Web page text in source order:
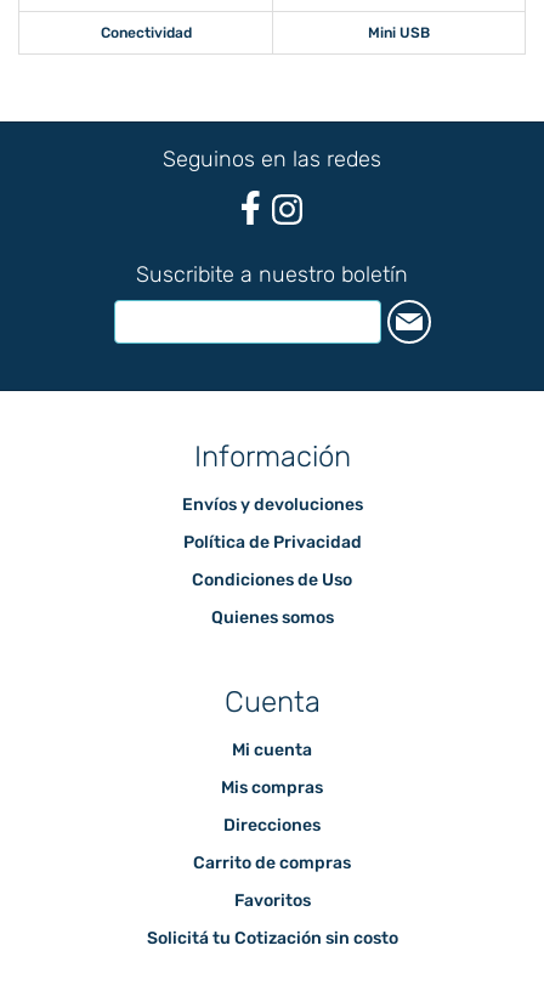
Conectividad Mini USB
Seguinos en las redes
Suscribite a nuestro boletín
Información
Envíos y devoluciones
Política de Privacidad
Condiciones de Uso
Quienes somos
Cuenta
Mi cuenta
Mis compras
Direcciones
Carrito de compras
Favoritos
Solicitá tu Cotización sin costo